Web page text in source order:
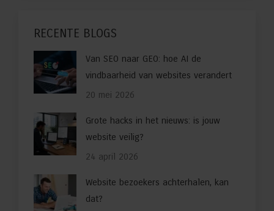
RECENTE BLOGS
Van SEO naar GEO: hoe AI de
vindbaarheid van websites verandert
20 mei 2026
Grote hacks in het nieuws: is jouw
website veilig?
24 april 2026
Website bezoekers achterhalen, kan
dat?